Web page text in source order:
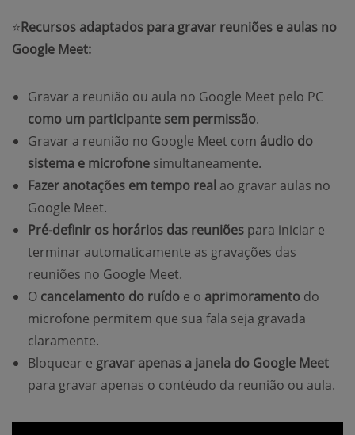
⭐Recursos adaptados para gravar reuniões e aulas no
Google Meet:
Gravar a reunião ou aula no Google Meet pelo PC
como um participante sem permissão.
Gravar a reunião no Google Meet com áudio do
sistema e microfone simultaneamente.
Fazer anotações em tempo real ao gravar aulas no
Google Meet.
Pré-definir os horários das reuniões para iniciar e
terminar automaticamente as gravações das
reuniões no Google Meet.
O cancelamento do ruído e o aprimoramento do
microfone permitem que sua fala seja gravada
claramente.
Bloquear e gravar apenas a janela do Google Meet
para gravar apenas o contéudo da reunião ou aula.